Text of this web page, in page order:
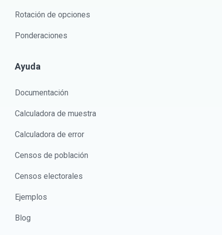
Rotación de opciones
Ponderaciones
Ayuda
Documentación
Calculadora de muestra
Calculadora de error
Censos de población
Censos electorales
Ejemplos
Blog